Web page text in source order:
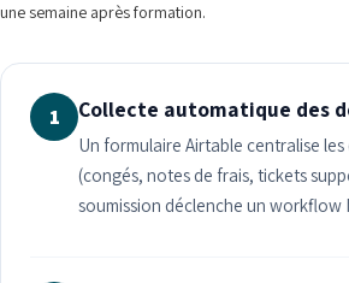
une semaine après formation.
1 Collecte automatique des
Un formulaire Airtable centralise
(congés, notes de frais, tickets
soumission déclenche un workflow